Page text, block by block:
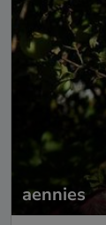
aennies